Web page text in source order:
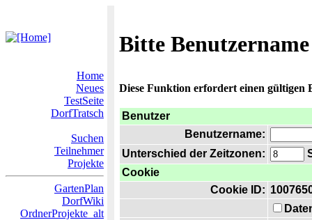
Bitte
Home
Neues
TestSeite
DorfTratsch
Suchen
Teilnehmer
Projekte
GartenPlan
DorfWiki
OrdnerProjekte_alt
Diese Funktion erfordert einen gültigen
Benutzer
Benutzername:
Unterschied der Zeitzonen:
Cookie
Cookie ID: